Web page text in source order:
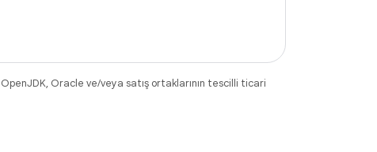
Oracle ve/veya satış ortaklarının tescilli ticari